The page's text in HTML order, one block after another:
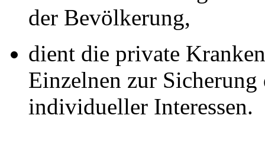
der Bevölkerung,
dient die private
Einzelnen zur Sicherung
individueller Interessen.